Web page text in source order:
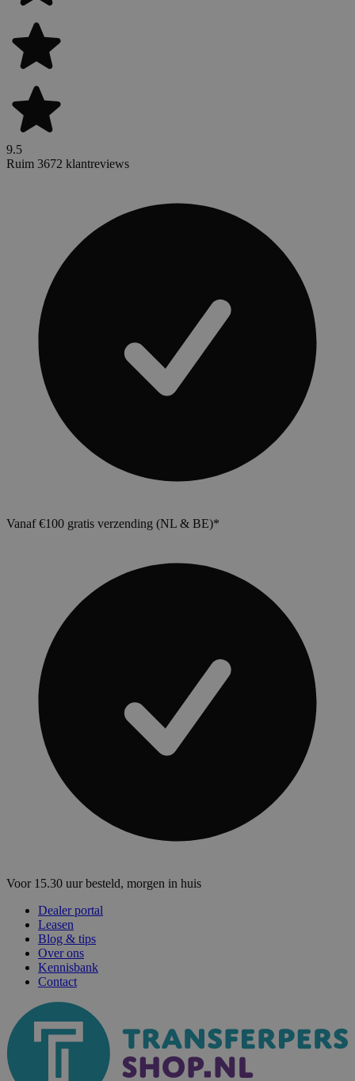
9.5
Ruim 3672 klantreviews
Vanaf €100 gratis verzending (NL & BE)*
Voor 15.30 uur besteld, morgen in huis
Dealer portal
Leasen
Blog & tips
Over ons
Kennisbank
Contact